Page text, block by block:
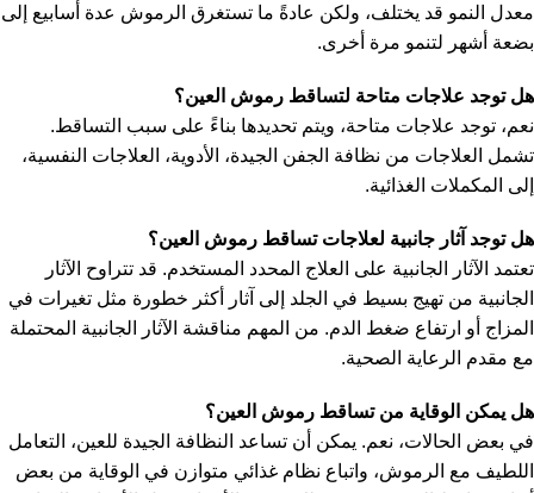
معدل النمو قد يختلف، ولكن عادةً ما تستغرق الرموش عدة أسابيع إلى
بضعة أشهر لتنمو مرة أخرى.
هل توجد علاجات متاحة لتساقط رموش العين؟
نعم، توجد علاجات متاحة، ويتم تحديدها بناءً على سبب التساقط.
تشمل العلاجات من نظافة الجفن الجيدة، الأدوية، العلاجات النفسية،
إلى المكملات الغذائية.
هل توجد آثار جانبية لعلاجات تساقط رموش العين؟
تعتمد الآثار الجانبية على العلاج المحدد المستخدم. قد تتراوح الآثار
الجانبية من تهيج بسيط في الجلد إلى آثار أكثر خطورة مثل تغيرات في
المزاج أو ارتفاع ضغط الدم. من المهم مناقشة الآثار الجانبية المحتملة
مع مقدم الرعاية الصحية.
هل يمكن الوقاية من تساقط رموش العين؟
في بعض الحالات، نعم. يمكن أن تساعد النظافة الجيدة للعين، التعامل
اللطيف مع الرموش، واتباع نظام غذائي متوازن في الوقاية من بعض